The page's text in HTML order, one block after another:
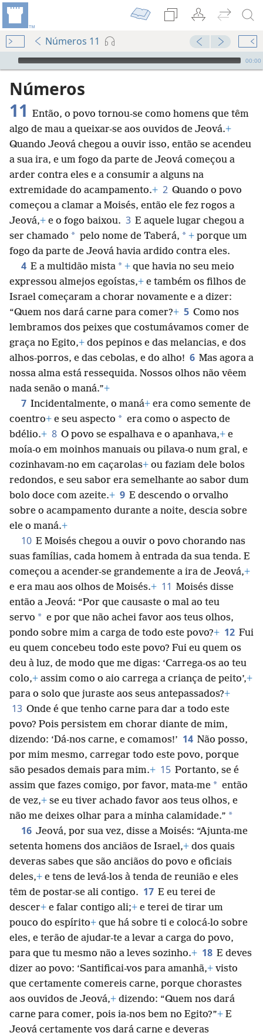
Números 11
Audio Player
00:00
Números
11 Então, o povo tornou-se como homens que têm
algo de mau a queixar-se aos ouvidos de Jeová.+
Quando Jeová chegou a ouvir isso, então se acendeu
a sua ira, e um fogo da parte de Jeová começou a
arder contra eles e a consumir a alguns na
extremidade do acampamento.+ 2 Quando o povo
começou a clamar a Moisés, então ele fez rogos a
Jeová,+ e o fogo baixou. 3 E aquele lugar chegou a
ser chamado * pelo nome de Taberá, * + porque um
fogo da parte de Jeová havia ardido contra eles.
4 E a multidão mista * + que havia no seu meio
expressou almejos egoístas,+ e também os filhos de
Israel começaram a chorar novamente e a dizer:
“Quem nos dará carne para comer?+ 5 Como nos
lembramos dos peixes que costumávamos comer de
graça no Egito,+ dos pepinos e das melancias, e dos
alhos-porros, e das cebolas, e do alho! 6 Mas agora a
nossa alma está ressequida. Nossos olhos não vêem
nada senão o maná.”+
7 Incidentalmente, o maná+ era como semente de
coentro+ e seu aspecto * era como o aspecto de
bdélio.+ 8 O povo se espalhava e o apanhava,+ e
moía-o em moinhos manuais ou pilava-o num gral, e
cozinhavam-no em caçarolas+ ou faziam dele bolos
redondos, e seu sabor era semelhante ao sabor dum
bolo doce com azeite.+ 9 E descendo o orvalho
sobre o acampamento durante a noite, descia sobre
ele o maná.+
10 E Moisés chegou a ouvir o povo chorando nas
suas famílias, cada homem à entrada da sua tenda. E
começou a acender-se grandemente a ira de Jeová,+
e era mau aos olhos de Moisés.+ 11 Moisés disse
então a Jeová: “Por que causaste o mal ao teu
servo * e por que não achei favor aos teus olhos,
pondo sobre mim a carga de todo este povo?+ 12 Fui
eu quem concebeu todo este povo? Fui eu quem os
deu à luz, de modo que me digas: ‘Carrega-os ao teu
colo,+ assim como o aio carrega a criança de peito’,+
para o solo que juraste aos seus antepassados?+
13 Onde é que tenho carne para dar a todo este
povo? Pois persistem em chorar diante de mim,
dizendo: ‘Dá-nos carne, e comamos!’ 14 Não posso,
por mim mesmo, carregar todo este povo, porque
são pesados demais para mim.+ 15 Portanto, se é
assim que fazes comigo, por favor, mata-me * então
de vez,+ se eu tiver achado favor aos teus olhos, e
não me deixes olhar para a minha calamidade.” *
16 Jeová, por sua vez, disse a Moisés: “Ajunta-me
setenta homens dos anciãos de Israel,+ dos quais
deveras sabes que são anciãos do povo e oficiais
deles,+ e tens de levá-los à tenda de reunião e eles
têm de postar-se ali contigo. 17 E eu terei de
descer+ e falar contigo ali;+ e terei de tirar um
pouco do espírito+ que há sobre ti e colocá-lo sobre
eles, e terão de ajudar-te a levar a carga do povo,
para que tu mesmo não a leves sozinho.+ 18 E deves
dizer ao povo: ‘Santificai-vos para amanhã,+ visto
que certamente comereis carne, porque chorastes
aos ouvidos de Jeová,+ dizendo: “Quem nos dará
carne para comer, pois ia-nos bem no Egito?”+ E
Jeová certamente vos dará carne e deveras